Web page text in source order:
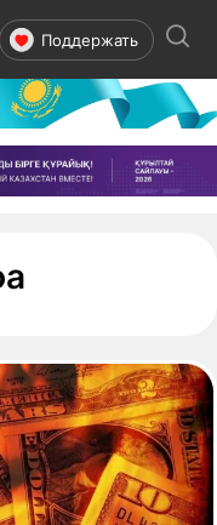
Поддержать